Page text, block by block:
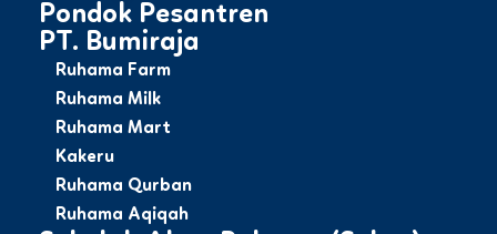
Pondok Pesantren
PT. Bumiraja
Ruhama Farm
Ruhama Milk
Ruhama Mart
Kakeru
Ruhama Qurban
Ruhama Aqiqah